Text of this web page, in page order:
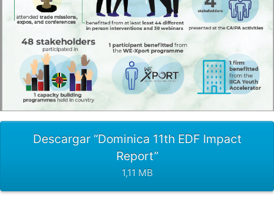
Descargar “Dominica 11th EDF Impact
Report”
1,11 MB